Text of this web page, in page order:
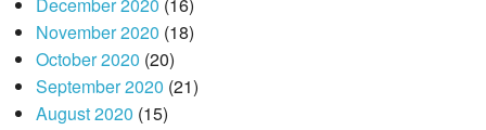
December 2020 (16)
November 2020 (18)
October 2020 (20)
September 2020 (21)
August 2020 (15)